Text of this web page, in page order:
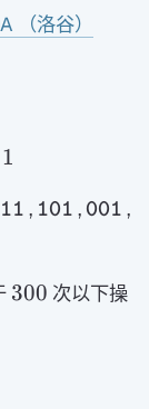
（洛谷）
1
\texttt{11}
11 , 101 , 001 ,
300
300 次以下操